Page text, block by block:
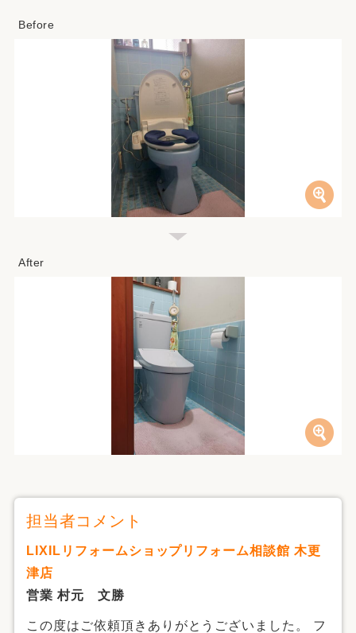
担当者コメント
LIXILリフォームショップリフォーム相談館 木更
津店
営業 村元 文勝
この度はご依頼頂きありがとうございました。 フ